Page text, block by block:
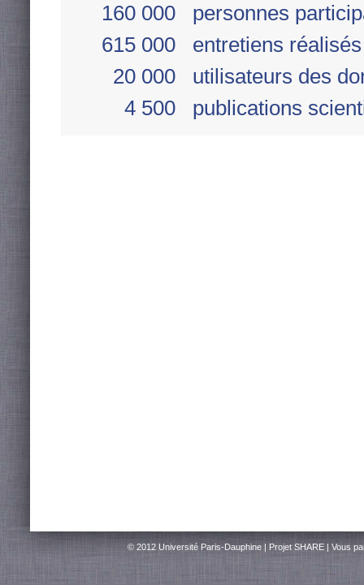
160 000 personnes
615 000 entretiens réalisés
20 000 utilisateurs des
4 500 publications
© 2012 Université Paris-Dauphine | Projet SHARE | Vous